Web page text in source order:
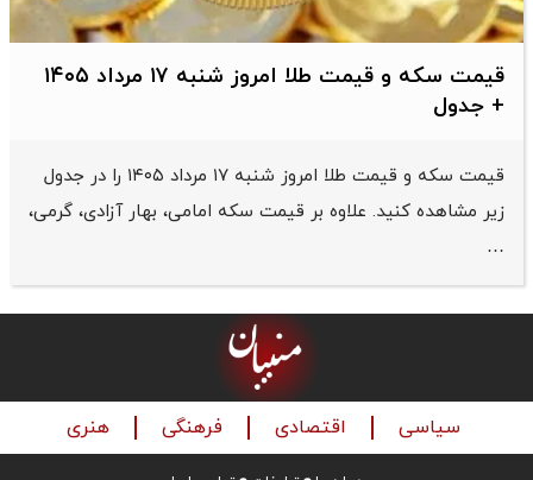
قیمت سکه و قیمت طلا امروز شنبه ۱۷ مرداد ۱۴۰۵
+ جدول
قیمت سکه و قیمت طلا امروز شنبه ۱۷ مرداد ۱۴۰۵ را در جدول
زیر مشاهده کنید. علاوه بر قیمت سکه امامی، بهار آزادی، گرمی،
…
سیاسی اقتصادی فرهنگی هنری